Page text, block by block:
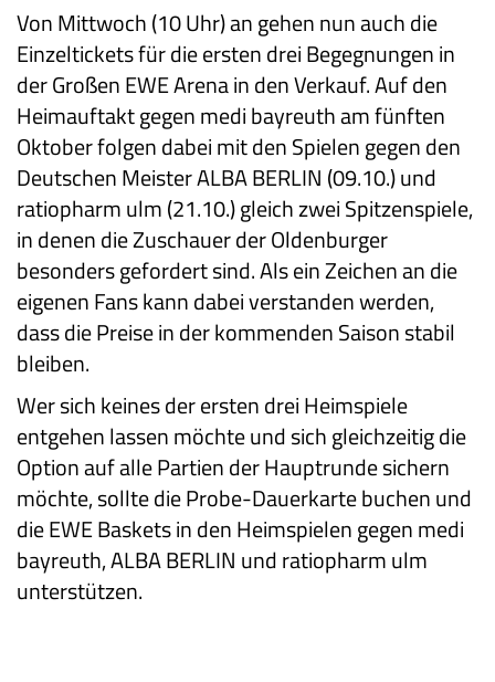
Von Mittwoch (10 Uhr) an gehen nun auch die
Einzeltickets für die ersten drei Begegnungen in
der Großen EWE Arena in den Verkauf. Auf den
Heimauftakt gegen medi bayreuth am fünften
Oktober folgen dabei mit den Spielen gegen den
Deutschen Meister ALBA BERLIN (09.10.) und
ratiopharm ulm (21.10.) gleich zwei Spitzenspiele,
in denen die Zuschauer der Oldenburger
besonders gefordert sind. Als ein Zeichen an die
eigenen Fans kann dabei verstanden werden,
dass die Preise in der kommenden Saison stabil
bleiben.
Wer sich keines der ersten drei Heimspiele
entgehen lassen möchte und sich gleichzeitig die
Option auf alle Partien der Hauptrunde sichern
möchte, sollte die Probe-Dauerkarte buchen und
die EWE Baskets in den Heimspielen gegen medi
bayreuth, ALBA BERLIN und ratiopharm ulm
unterstützen.